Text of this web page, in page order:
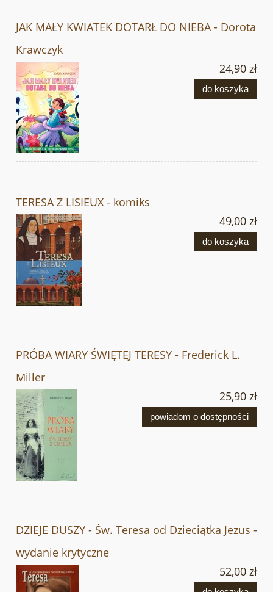
JAK MAŁY KWIATEK DOTARŁ DO NIEBA - Dorota
Krawczyk
24,90 zł
do koszyka
TERESA Z LISIEUX - komiks
49,00 zł
do koszyka
PRÓBA WIARY ŚWIĘTEJ TERESY - Frederick L.
Miller
25,90 zł
powiadom o dostępności
DZIEJE DUSZY - Św. Teresa od Dzieciątka Jezus -
wydanie krytyczne
52,00 zł